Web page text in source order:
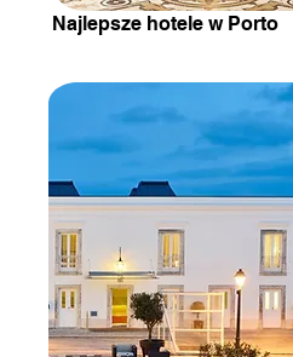
Najlepsze hotele w Porto